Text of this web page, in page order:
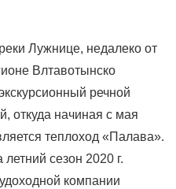
Лужнице, недалеко от
Влтавотынско
речной
откуда начиная с мая
теплоход «Палава».
сезон 2020 г.
компании